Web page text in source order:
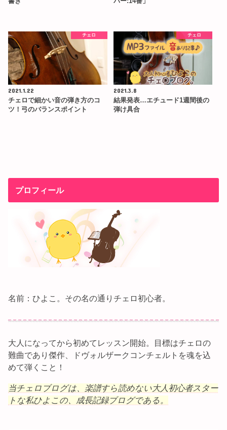
チェロ
2021.1.22
チェロで細かい音の弾き方のコ
ツ！弓のバランスポイント
チェロ
2021.3.8
結果発表…エチュード1週間後の
弾け具合
プロフィール
名前：ひよこ。その名の通りチェロ初心者。
大人になってから初めてレッスン開始。目標はチェロの
難曲であり傑作、ドヴォルザークコンチェルトを魂を込
めて弾くこと！
当チェロブログは、楽譜すら読めない大人初心者スター
トな私ひよこの、成長記録ブログである。